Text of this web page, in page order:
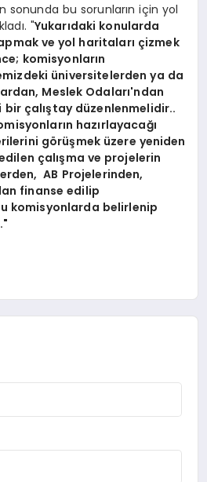
sonunda bu sorunların için yol
"Yukarıdaki konularda
ve yol haritaları çizmek
komisyonların
üniversitelerden ya da
Meslek Odaları'ndan
çalıştay düzenlenmelidir..
hazırlayacağı
görüşmek üzere yeniden
çalışma ve projelerin
AB Projelerinden,
finanse edilip
komisyonlarda belirlenip